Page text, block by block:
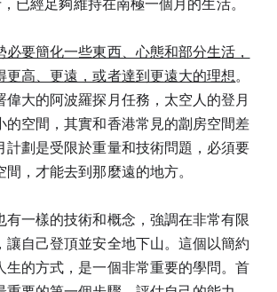
已經足夠維持在南極一個月的生活。
必要簡化一些東西、心態和部分生活，
更高、更遠，或者達到更遠大的理想。
偉大的阿波羅探月任務，太空人的登月
的空間，其實和香港常見的劏房空間差
計劃是受限於重量和技術問題，必須要
，才能去到那麼遠的地方。
有一樣的技術和概念，強調在非常有限
讓自己登頂並安全地下山。這個以簡約
生的方式，是一個非常重要的學問。首